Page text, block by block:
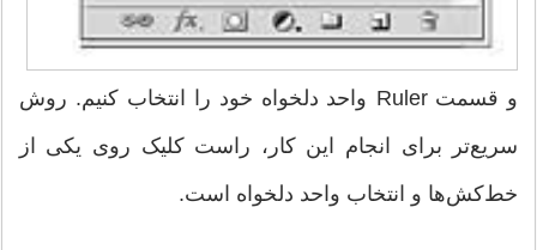
و قسمت Ruler واحد دلخواه خود را انتخاب كنیم. روش
سریع‌تر برای انجام این کار، راست کلیک روی یکی از
خط‌کش‌ها و انتخاب واحد دلخواه است.